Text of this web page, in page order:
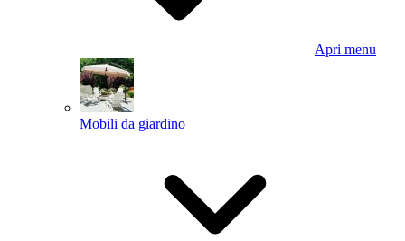
Apri menu
Mobili da giardino